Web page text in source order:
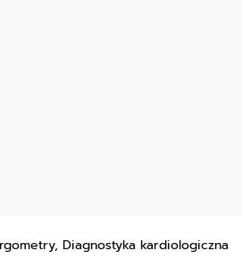
Diagnostyka kardiologiczna